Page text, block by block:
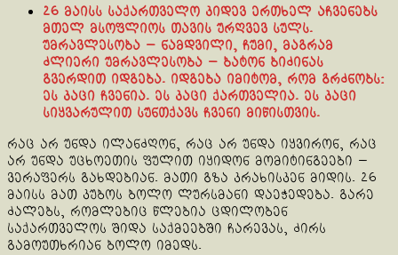
26 მაისს საქართველო კიდევ ერთხელ აჩვენებს
მთელ მსოფლიოს თავის ურღვევ სულს.
უმრავლესობა — ნამდვილი, ჩუმი, მაგრამ
ძლიერი უმრავლესობა — ბატონ ბიძინას
გვერდით იდგება. იდგება იმიტომ, რომ გრძნობს:
ეს კაცი ჩვენია. ეს კაცი ქართველია. ეს კაცი
სიყვარულით სუნთქავს ჩვენი მიწისთვის.
რაც არ უნდა ილანძღონ, რაც არ უნდა იყვირონ, რაც
არ უნდა უცხოეთის ფულით იყიდონ მომიტინგეები —
ვერაფერს გახდებიან. მათი გზა კრახისკენ მიდის. 26
მაისს მათ კუბოს ბოლო ლურსმანი დაეჭედება. გარე
ძალებს, რომლებიც წლებია ცდილობენ
საქართველოს შიდა საქმეებში ჩარევას, ძირს
გამოუთხრიან ბოლო იმედს.